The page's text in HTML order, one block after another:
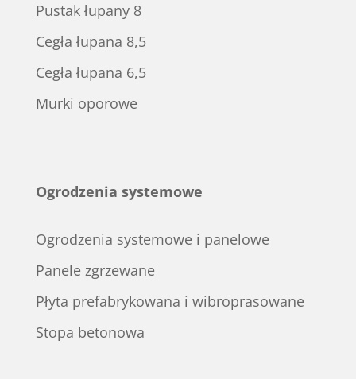
Pustak łupany 8
Cegła łupana 8,5
Cegła łupana 6,5
Murki oporowe
Ogrodzenia systemowe
Ogrodzenia systemowe i panelowe
Panele zgrzewane
Płyta prefabrykowana i wibroprasowane
Stopa betonowa